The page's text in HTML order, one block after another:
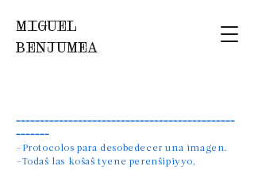
MIGUEL
BENJUMEA
––––––––––––––––––––––––––––––––––––––––––––––
–––––––
–Protocolos para desobedecer una imagen.
–Todaŝ las koŝaŝ tyene perenŝipiyyo,